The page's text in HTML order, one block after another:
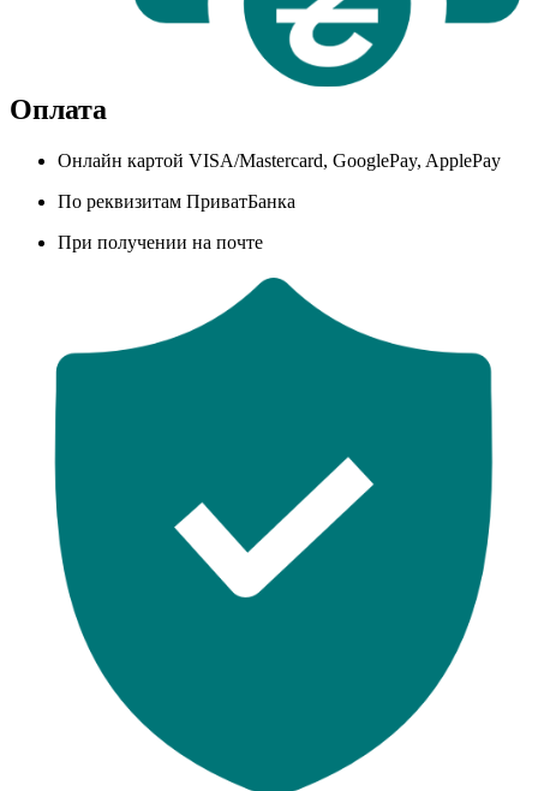
Оплата
Онлайн картой VISA/Mastercard, GooglePay, ApplePay
По реквизитам ПриватБанка
При получении на почте